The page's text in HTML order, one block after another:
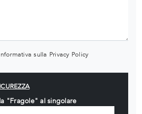
sulla Privacy Policy
"Fragole" al singolare